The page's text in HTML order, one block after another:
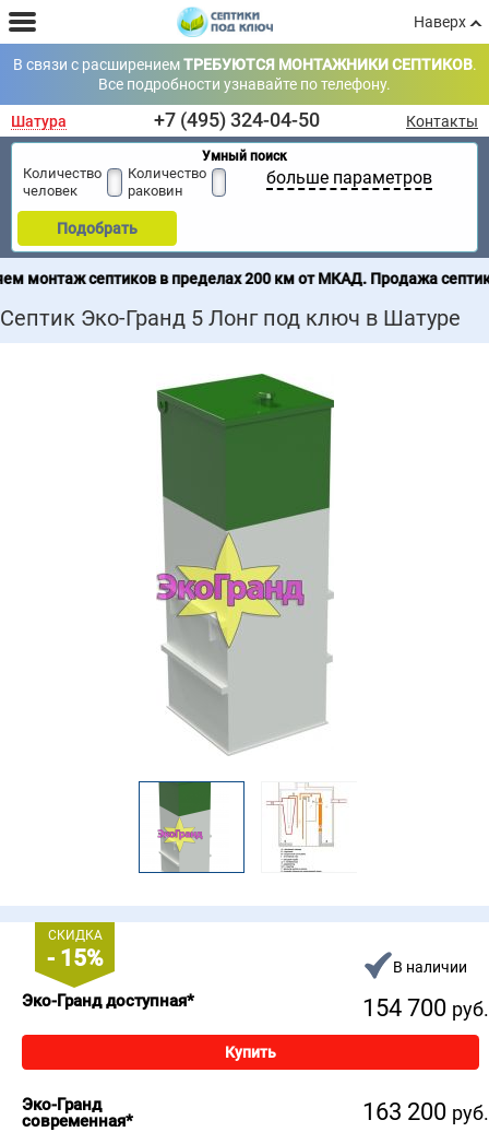
Наверх
В связи с расширениемТРЕБУЮТСЯ МОНТАЖНИКИ СЕПТИКОВ.
Все подробности узнавайте по телефону.
Шатура +7 (495) 324-04-50 Контакты
Умный поиск
Количество
человек
Количество
раковин
больше параметров
Подобрать
в пределах 200 км от МКАД. Продажа септиков по
Септик Эко-Гранд 5 Лонг под ключ в Шатуре
СКИДКА
- 15% В наличии
154 700 руб.
Эко-Гранд доступная*
Купить
163 200 руб.
Эко-Гранд
современная*